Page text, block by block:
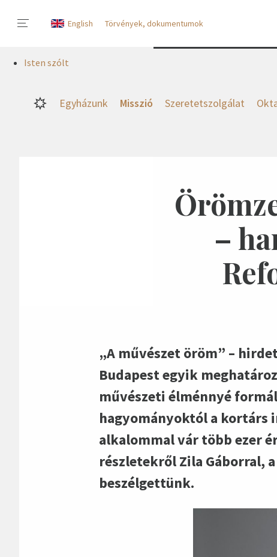
English Törvények, dokumentumok
Isten szólt
Egyházunk Misszió Szeretetszolgálat
–
„A művészet öröm” –
Budapest egyik
művészeti élménnyé
hagyományoktól a kortárs
alkalommal vár több ezer
részletekről Zila Gáborral,
beszélgettünk.